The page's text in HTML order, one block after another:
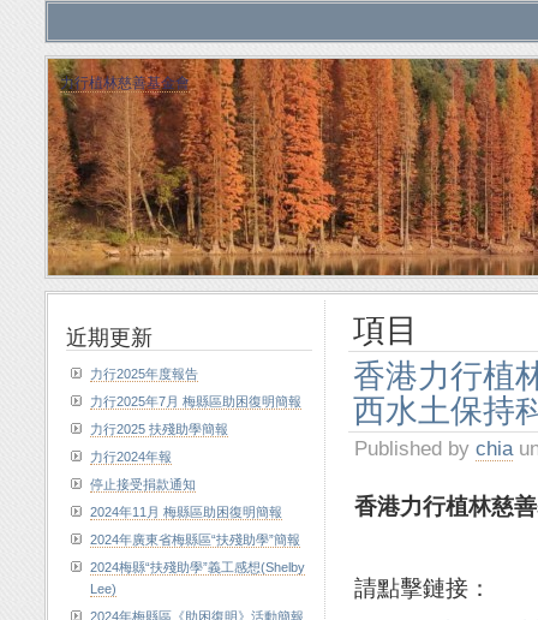
力行植林慈善基金會
項目
香港力行植
西水土保持
Published by chia
香港力行植林慈
請點擊鏈接：
近期更新
力行2025年度報告
力行2025年7月 梅縣區助困復明簡報
力行2025 扶殘助學簡報
力行2024年報
停止接受捐款通知
2024年11月 梅縣區助困復明簡報
2024年廣東省梅縣區“扶殘助學”簡報
2024梅縣“扶殘助學”義工感想(Shelby
Lee)
2024年梅縣區《助困復明》活動簡報